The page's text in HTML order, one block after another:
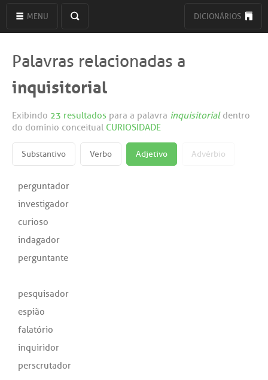
MENU DICIONÁRIOS
Palavras relacionadas a
inquisitorial
Exibindo 23 resultados para a palavra inquisitorialdentro
do domínio conceitual CURIOSIDADE
Substantivo Verbo Adjetivo Advérbio
perguntador
investigador
curioso
indagador
perguntante
pesquisador
espião
falatório
inquiridor
perscrutador